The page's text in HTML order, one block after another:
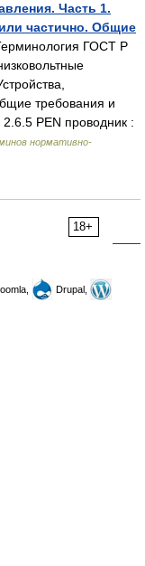
Часть 1.
частично. Общие
ГОСТ Р
требования и
PEN проводник :
нормативно-
18+
Drupal,